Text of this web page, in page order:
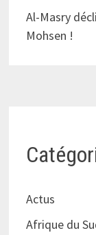
Al-Masry
Mohsen !
Actus
Afrique du